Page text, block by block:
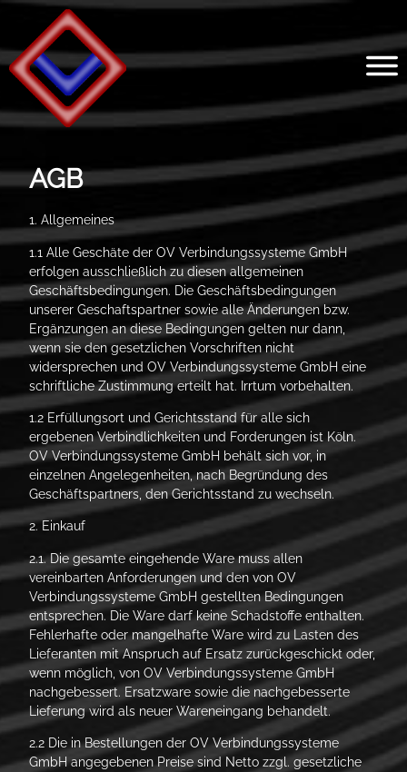
AGB
1. Allgemeines
1.1 Alle Geschäte der OV Verbindungssysteme GmbH
erfolgen ausschließlich zu diesen allgemeinen
Geschäftsbedingungen. Die Geschäftsbedingungen
unserer Geschaftspartner sowie alle Änderungen bzw.
Ergänzungen an diese Bedingungen gelten nur dann,
wenn sie den gesetzlichen Vorschriften nicht
widersprechen und OV Verbindungssysteme GmbH eine
schriftliche Zustimmung erteilt hat. Irrtum vorbehalten.
1.2 Erfüllungsort und Gerichtsstand für alle sich
ergebenen Verbindlichkeiten und Forderungen ist Köln.
OV Verbindungssysteme GmbH behält sich vor, in
einzelnen Angelegenheiten, nach Begründung des
Geschäftspartners, den Gerichtsstand zu wechseln.
2. Einkauf
2.1. Die gesamte eingehende Ware muss allen
vereinbarten Anforderungen und den von OV
Verbindungssysteme GmbH gestellten Bedingungen
entsprechen. Die Ware darf keine Schadstoffe enthalten.
Fehlerhafte oder mangelhafte Ware wird zu Lasten des
Lieferanten mit Anspruch auf Ersatz zurückgeschickt oder,
wenn möglich, von OV Verbindungssysteme GmbH
nachgebessert. Ersatzware sowie die nachgebesserte
Lieferung wird als neuer Wareneingang behandelt.
2.2 Die in Bestellungen der OV Verbindungssysteme
GmbH angegebenen Preise sind Netto zzgl. gesetzliche